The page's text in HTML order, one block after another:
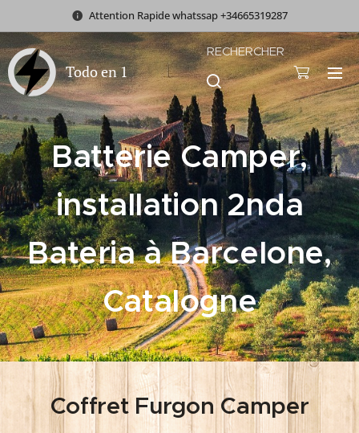
Attention Rapide whatssap +34665319287
Todo en 1
RECHERCHER
Batterie Camper,
installation 2nda
Bateria à Barcelone,
Catalogne
Coffret Furgon Camper